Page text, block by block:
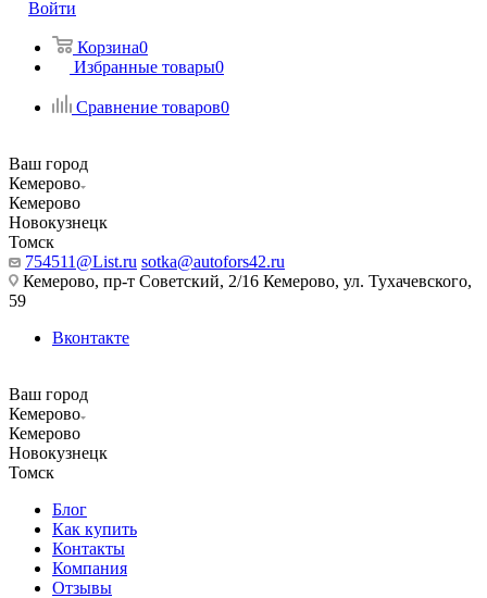
Войти
Корзина0
Избранные товары0
Сравнение товаров0
Ваш город
Кемерово
Кемерово
Новокузнецк
Томск
754511@List.ru sotka@autofors42.ru
Кемерово, пр-т Советский, 2/16 Кемерово, ул. Тухачевского,
59
Вконтакте
Ваш город
Кемерово
Кемерово
Новокузнецк
Томск
Блог
Как купить
Контакты
Компания
Отзывы